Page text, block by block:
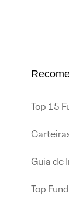
Top 15
Guia de
Top